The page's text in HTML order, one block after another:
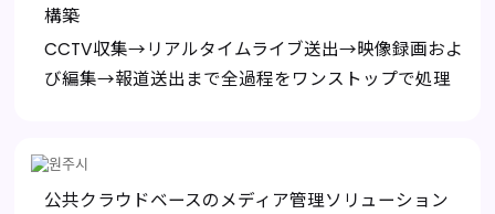
構築
CCTV収集→リアルタイムライブ送出→映像録画およ
び編集→報道送出まで全過程をワンストップで処理
公共クラウドベースのメディア管理ソリューション